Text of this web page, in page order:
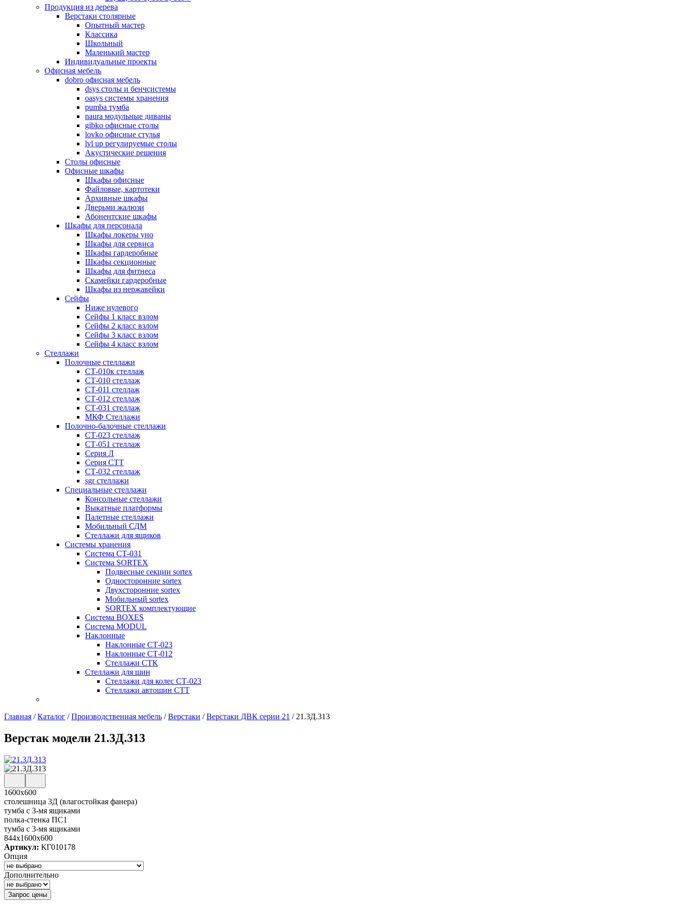
Продукция из дерева
Верстаки столярные
Опытный мастер
Классика
Школьный
Маленький мастер
Индивидуальные проекты
Офисная мебель
dobro офисная мебель
dsys столы и бенчсистемы
oasys системы хранения
pumba тумба
naura модульные диваны
gibko офисные столы
lovko офисные стулья
lvl up регулируемые столы
Акустические решения
Столы офисные
Офисные шкафы
Шкафы офисные
Файловые, картотеки
Архивные шкафы
Дверьми жалюзи
Абонентские шкафы
Шкафы для персонала
Шкафы локеры уно
Шкафы для сервиса
Шкафы гардеробные
Шкафы секционные
Шкафы для фитнеса
Скамейки гардеробные
Шкафы из нержавейки
Сейфы
Ниже нулевого
Сейфы 1 класс взлом
Сейфы 2 класс взлом
Сейфы 3 класс взлом
Сейфы 4 класс взлом
Стеллажи
Полочные стеллажи
СТ-010к стеллаж
СТ-010 стеллаж
СТ-011 стеллаж
СТ-012 стеллаж
СТ-031 стеллаж
МКФ Стеллажи
Полочно-балочные стеллажи
СТ-023 стеллаж
СТ-051 стеллаж
Серия Л
Серия СТТ
СТ-032 стеллаж
sgr стеллажи
Специальные стеллажи
Консольные стеллажи
Выкатные платформы
Палетные стеллажи
Мобильный СДМ
Стеллажи для ящиков
Системы хранения
Система СТ-031
Система SORTEX
Подвесные секции sortex
Односторонние sortex
Двухсторонние sortex
Мобильный sortex
SORTEX комплектующие
Система BOXES
Система MODUL
Наклонные
Наклонные СТ-023
Наклонные СТ-012
Стеллажи СТК
Стеллажи для шин
Стеллажи для колес СТ-023
Стеллажи автошин СТТ
Главная /Каталог /Производственная мебель /Верстаки /Верстаки ДВК серии 21 / 21.3Д.313
Верстак модели 21.3Д.313
1600х600
столешница 3Д (влагостойкая фанера)
тумба с 3-мя ящиками
полка-стенка ПС1
тумба с 3-мя ящиками
844x1600x600
Артикул: КГ010178
Опция
Дополнительно
Запрос цены